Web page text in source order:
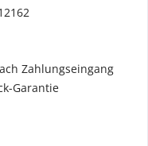
Zahlungseingang
Garantie